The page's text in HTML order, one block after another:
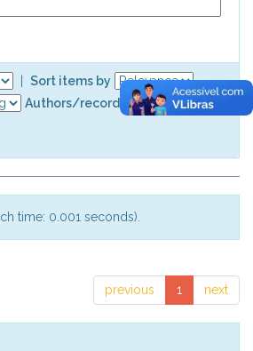
Sort items by
Authors/record
time: 0.001 seconds).
previous 1 next